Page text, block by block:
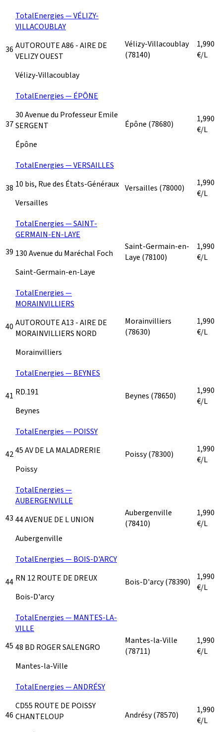
36
TotalEnergies — VÉLIZY-
VILLACOUBLAY
AUTOROUTE A86 - AIRE DE
VELIZY OUEST
Vélizy-Villacoublay
Vélizy-Villacoublay
(78140)
1,990
€/L
37
TotalEnergies — ÉPÔNE
30 Avenue du Professeur Emile
SERGENT
Épône
Épône (78680)
1,990
€/L
38
TotalEnergies — VERSAILLES
10 bis, Rue des États-Généraux
Versailles
Versailles (78000)
1,990
€/L
39
TotalEnergies — SAINT-
GERMAIN-EN-LAYE
130 Avenue du Maréchal Foch
Saint-Germain-en-Laye
Saint-Germain-en-
Laye (78100)
1,990
€/L
40
TotalEnergies —
MORAINVILLIERS
AUTOROUTE A13 - AIRE DE
MORAINVILLIERS NORD
Morainvilliers
Morainvilliers
(78630)
1,990
€/L
41
TotalEnergies — BEYNES
RD.191
Beynes
Beynes (78650)
1,990
€/L
42
TotalEnergies — POISSY
45 AV DE LA MALADRERIE
Poissy
Poissy(78300)
1,990
€/L
43
TotalEnergies —
AUBERGENVILLE
44 AVENUE DE L UNION
Aubergenville
Aubergenville
(78410)
1,990
€/L
44
TotalEnergies — BOIS-D'ARCY
RN 12 ROUTE DE DREUX
Bois-D'arcy
Bois-D'arcy(78390)
1,990
€/L
45
TotalEnergies — MANTES-LA-
VILLE
48 BD ROGER SALENGRO
Mantes-la-Ville
Mantes-la-Ville
(78711)
1,990
€/L
46
TotalEnergies — ANDRÉSY
CD55 ROUTE DE POISSY
CHANTELOUP
Andrésy(78570)
1,990
€/L